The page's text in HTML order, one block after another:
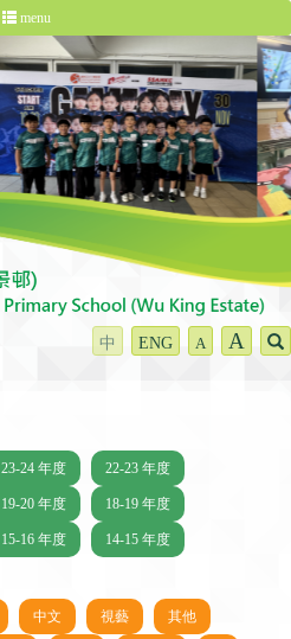
menu
中 ENG A A
23-24 年度 22-23 年度
19-20 年度 18-19 年度
15-16 年度 14-15 年度
中文 視藝 其他